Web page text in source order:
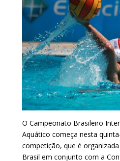
O Campeonato Brasileiro
Aquático começa nesta
competição, que é
Brasil em conjunto com a